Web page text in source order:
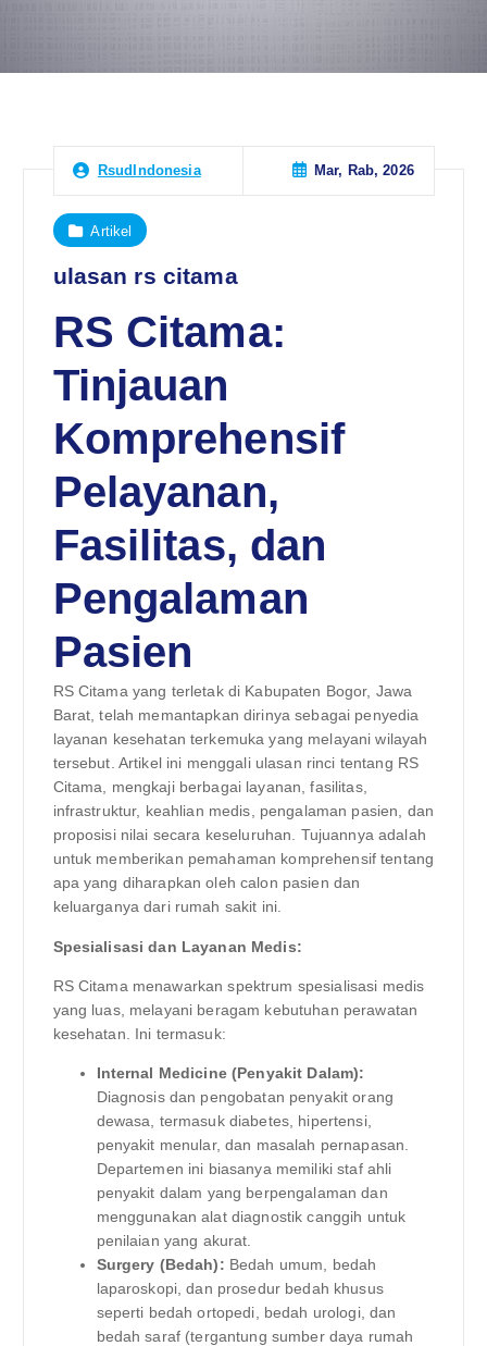
RsudIndonesia Mar, Rab, 2026
Artikel
ulasan rs citama
RS Citama:
Tinjauan
Komprehensif
Pelayanan,
Fasilitas, dan
Pengalaman
Pasien
RS Citama yang terletak di Kabupaten Bogor, Jawa
Barat, telah memantapkan dirinya sebagai penyedia
layanan kesehatan terkemuka yang melayani wilayah
tersebut. Artikel ini menggali ulasan rinci tentang RS
Citama, mengkaji berbagai layanan, fasilitas,
infrastruktur, keahlian medis, pengalaman pasien, dan
proposisi nilai secara keseluruhan. Tujuannya adalah
untuk memberikan pemahaman komprehensif tentang
apa yang diharapkan oleh calon pasien dan
keluarganya dari rumah sakit ini.
Spesialisasi dan Layanan Medis:
RS Citama menawarkan spektrum spesialisasi medis
yang luas, melayani beragam kebutuhan perawatan
kesehatan. Ini termasuk:
Internal Medicine (Penyakit Dalam):
Diagnosis dan pengobatan penyakit orang
dewasa, termasuk diabetes, hipertensi,
penyakit menular, dan masalah pernapasan.
Departemen ini biasanya memiliki staf ahli
penyakit dalam yang berpengalaman dan
menggunakan alat diagnostik canggih untuk
penilaian yang akurat.
Surgery (Bedah): Bedah umum, bedah
laparoskopi, dan prosedur bedah khusus
seperti bedah ortopedi, bedah urologi, dan
bedah saraf (tergantung sumber daya rumah